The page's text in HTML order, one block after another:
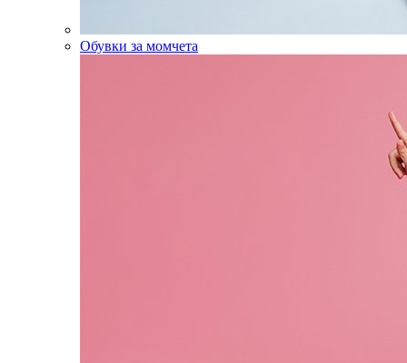
Обувки за момчета